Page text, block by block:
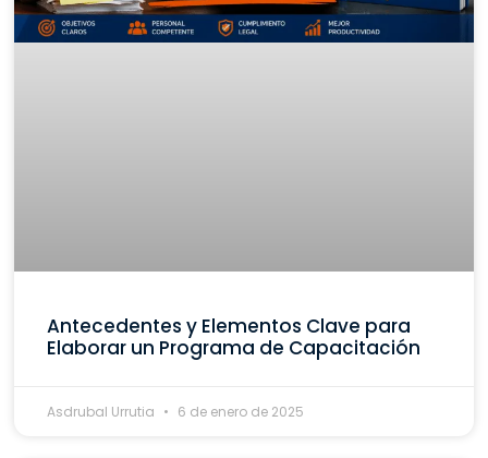
Antecedentes y Elementos Clave para
Elaborar un Programa de Capacitación
Asdrubal Urrutia 6 de enero de 2025